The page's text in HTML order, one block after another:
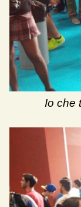
Io che